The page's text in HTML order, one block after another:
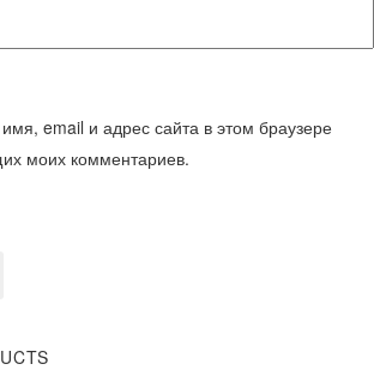
email и адрес сайта в этом браузере
моих комментариев.